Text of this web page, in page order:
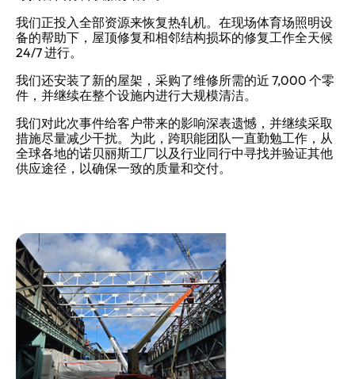
我们正投入全部资源来恢复热轧机。在现场体育场照明设
备的帮助下，屋顶修复和相邻结构损坏的修复工作全天候
24/7 进行。
我们还安装了新的屋架，采购了维修所需的近 7,000 个零
件，并继续在整个设施内进行大规模清洁。
我们对此次事件给客户带来的影响深表遗憾，并继续采取
措施尽量减少干扰。为此，跨职能团队一直勤勉工作，从
全球各地的诺贝丽斯工厂以及行业同行中寻找并验证其他
供应途径，以确保一致的质量和交付。